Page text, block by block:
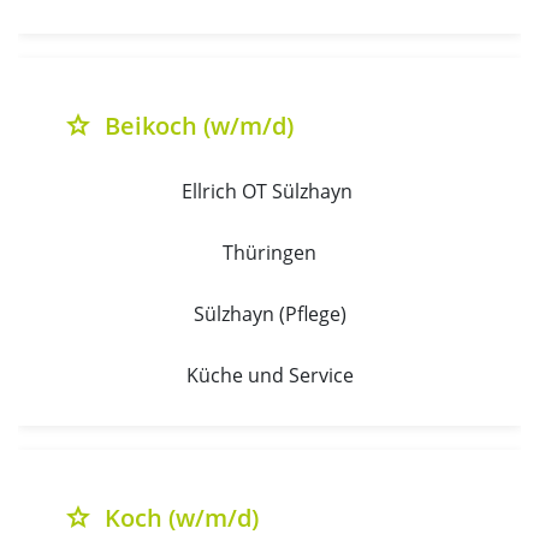
grade Beikoch (w/m/d)
Ellrich OT Sülzhayn
Thüringen
Sülzhayn (Pflege)
Küche und Service
grade Koch (w/m/d)